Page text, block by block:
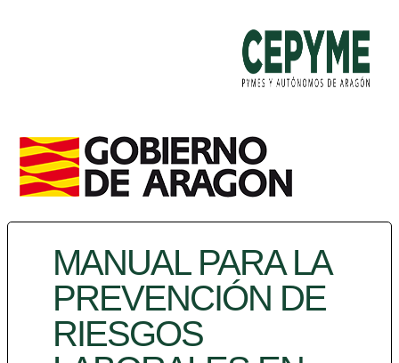
MANUAL PARA LA
PREVENCIÓN DE
RIESGOS